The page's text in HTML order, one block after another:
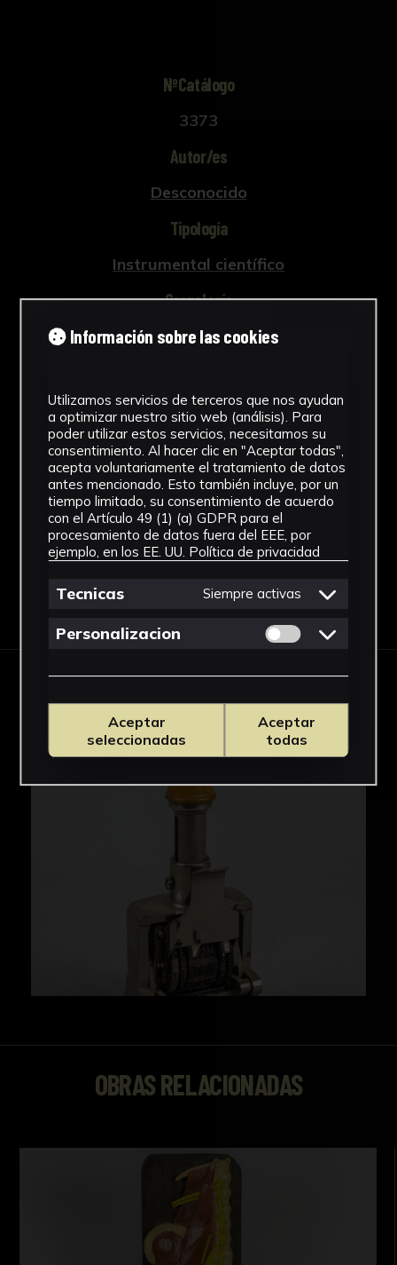
NºCatálogo
3373
Autor/es
Desconocido
Tipología
Instrumental científico
Cronología
1920 - 2000
Ensamblaje
Ubicación
Facultad de Medicina
Ver más
Descargar Ficha
IMÁGENES
OBRAS RELACIONADAS
Información sobre las cookies
Utilizamos servicios de terceros que nos ayudan
a optimizar nuestro sitio web (análisis). Para
poder utilizar estos servicios, necesitamos su
consentimiento. Al hacer clic en "Aceptar todas",
acepta voluntariamente el tratamiento de datos
antes mencionado. Esto también incluye, por un
tiempo limitado, su consentimiento de acuerdo
con el Artículo 49 (1) (a) GDPR para el
procesamiento de datos fuera del EEE, por
ejemplo, en los EE. UU. Política de privacidad
Tecnicas Siempre activas
Personalizacion Permitir cookies
Aceptar
seleccionadas
Aceptar
todas